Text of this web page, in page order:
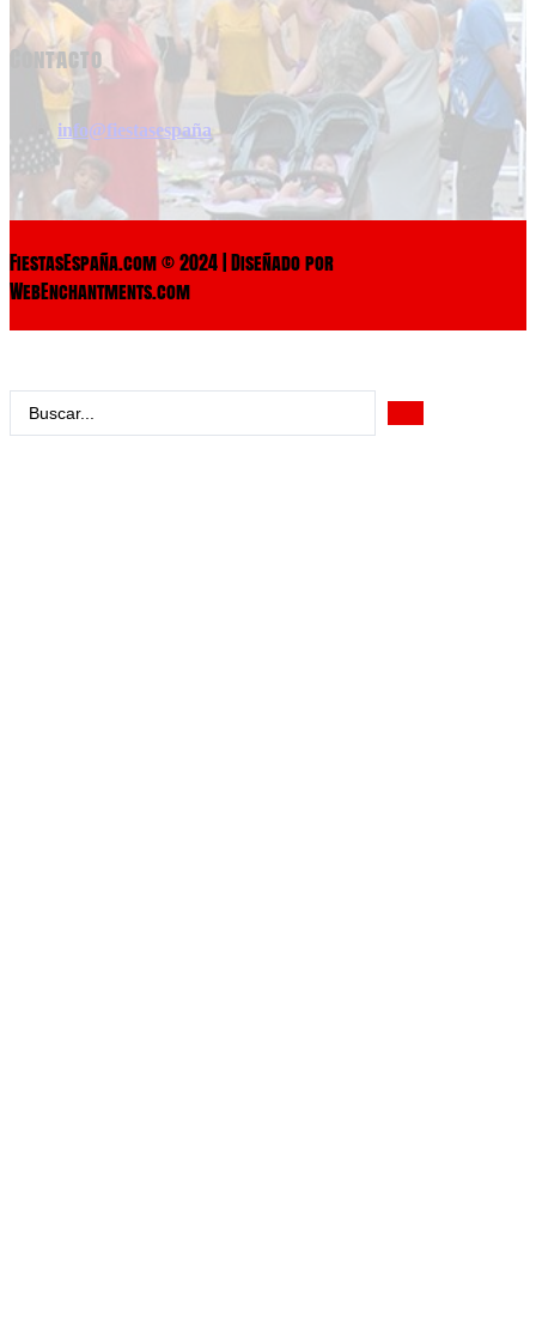
Contacto
info@fiestasespaña
FiestasEspaña.com © 2024 | Diseñado por
WebEnchantments.com